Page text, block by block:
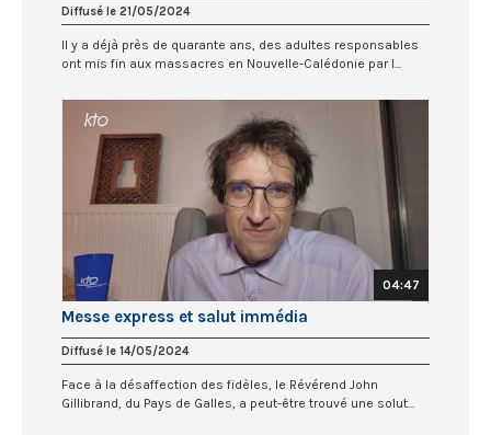
Diffusé le 21/05/2024
Il y a déjà près de quarante ans, des adultes responsables
ont mis fin aux massacres en Nouvelle-Calédonie par l...
04:47
Messe express et salut immédia
Diffusé le 14/05/2024
Face à la désaffection des fidèles, le Révérend John
Gillibrand, du Pays de Galles, a peut-être trouvé une solut...